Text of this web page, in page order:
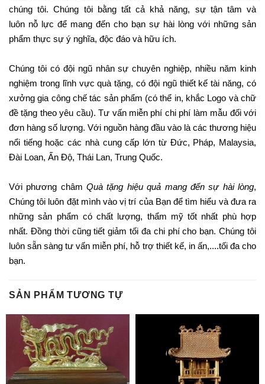
chúng tôi. Chúng tôi bằng tất cả khả năng, sự tận tâm và
luôn nỗ lực để mang đến cho bạn sự hài lòng với những sản
phẩm thực sự ý nghĩa, độc đáo và hữu ích.
Chúng tôi có đội ngũ nhân sự chuyên nghiệp, nhiều năm kinh
nghiệm trong lĩnh vực quà tặng, có đội ngũ thiết kế tài năng, có
xưởng gia công chế tác sản phẩm (có thể in, khắc Logo và chữ
đề tặng theo yêu cầu). Tư vấn miễn phí chi phí làm mẫu đối với
đơn hàng số lượng. Với nguồn hàng đầu vào là các thương hiệu
nổi tiếng hoặc các nhà cung cấp lớn từ Đức, Pháp, Malaysia,
Đài Loan, Ấn Độ, Thái Lan, Trung Quốc.
Với phương châmQuà tặng hiệu quả mang đến sự hài lòng,
Chúng tôi luôn đặt mình vào vị trí của Bạn để tìm hiểu và đưa ra
những sản phẩm có chất lượng, thẩm mỹ tốt nhất phù hợp
nhất. Đồng thời cũng tiết giảm tối đa chi phí cho bạn. Chúng tôi
luôn sẵn sàng tư vấn miễn phí, hỗ trợ thiết kế, in ấn,....tối đa cho
bạn.
SẢN PHẨM TƯƠNG TỰ